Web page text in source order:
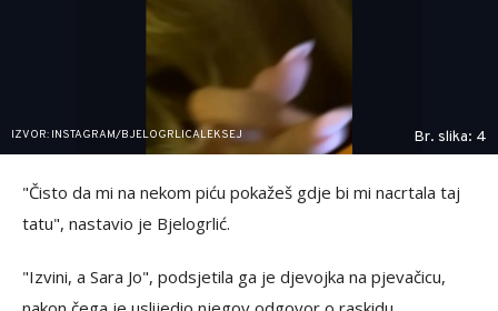
IZVOR: INSTAGRAM/BJELOGRLICALEKSEJ Br. slika: 4
"Čisto da mi na nekom piću pokažeš gdje bi mi nacrtala taj
tatu", nastavio je Bjelogrlić.
"Izvini, a Sara Jo", podsjetila ga je djevojka na pjevačicu,